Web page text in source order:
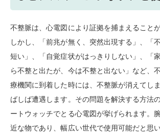
不整脈は、心電図により証拠を捕まえること
しかし、「前兆が無く、突然出現する」、「
短い」、「自覚症状がはっきりしない」、「
ら不整と出たが、今は不整と出ない」など、
療機関に到着した時には、不整脈が消えてし
ばしば遭遇します。その問題を解決する方法
ートウォッチでとる心電図が挙げられます。
近な物であり、幅広い世代で使用可能だと思